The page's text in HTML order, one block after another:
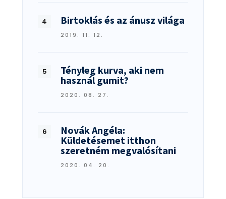
Birtoklás és az ánusz világa
2019. 11. 12.
Tényleg kurva, aki nem
használ gumit?
2020. 08. 27.
Novák Angéla:
Küldetésemet itthon
szeretném megvalósítani
2020. 04. 20.